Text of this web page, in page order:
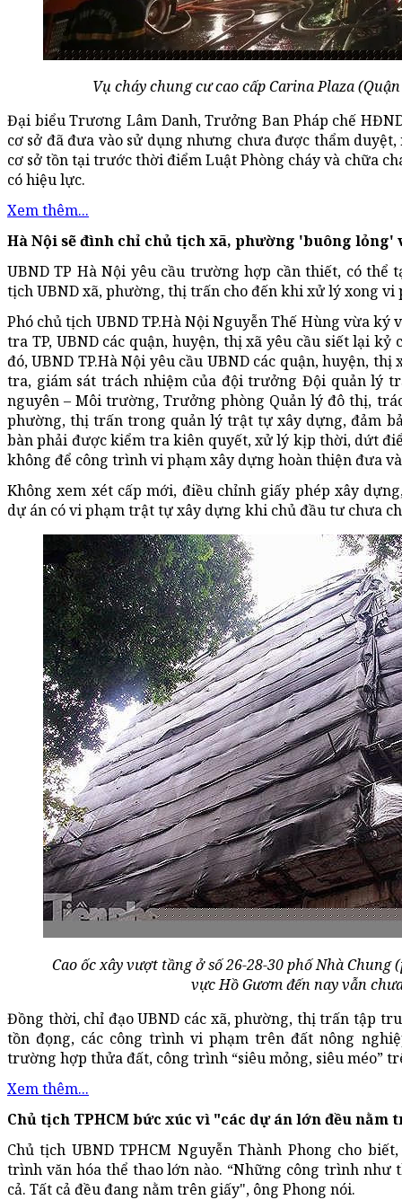
Vụ cháy chung cư cao cấp Carina Plaza
Đại biểu Trương Lâm Danh, Trưởng Ban Pháp chế
cơ sở đã đưa vào sử dụng nhưng chưa được thẩm
cơ sở tồn tại trước thời điểm Luật Phòng cháy và chữa
có hiệu lực.
Xem thêm...
Hà Nội sẽ đình chỉ chủ tịch xã, phường 'buông lỏng'
UBND TP Hà Nội yêu cầu trường hợp cần thiết, có thể
tịch UBND xã, phường, thị trấn cho đến khi xử lý xong
Phó chủ tịch UBND TP.Hà Nội Nguyễn Thế Hùng vừa ký
tra TP, UBND các quận, huyện, thị xã yêu cầu siết lại
đó, UBND TP.Hà Nội yêu cầu UBND các quận, huyện,
tra, giám sát trách nhiệm của đội trưởng Đội quản lý
nguyên – Môi trường, Trưởng phòng Quản lý đô thị,
phường, thị trấn trong quản lý trật tự xây dựng, đảm
bàn phải được kiểm tra kiên quyết, xử lý kịp thời, dứt
không để công trình vi phạm xây dựng hoàn thiện đưa
Không xem xét cấp mới, điều chỉnh giấy phép xây
dự án có vi phạm trật tự xây dựng khi chủ đầu tư chưa
Cao ốc xây vượt tầng ở số 26-28-30 phố Nhà
vực Hồ Gươm đến nay vẫn
Đồng thời, chỉ đạo UBND các xã, phường, thị trấn tập
tồn đọng, các công trình vi phạm trên đất nông
trường hợp thửa đất, công trình “siêu mỏng, siêu méo”
Xem thêm...
Chủ tịch TPHCM bức xúc vì "các dự án lớn đều nằm
Chủ tịch UBND TPHCM Nguyễn Thành Phong cho
trình văn hóa thể thao lớn nào. “Những công trình như
cả. Tất cả đều đang nằm trên giấy", ông Phong nói.